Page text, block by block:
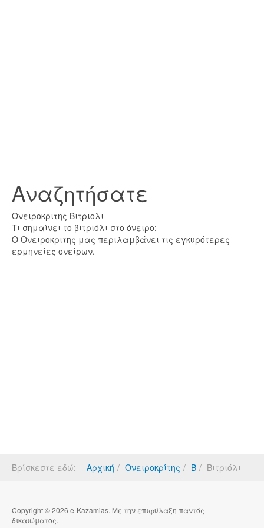
Αναζητήσατε
Ονειροκριτης Βιτριολι
Τι σημαίνει το βιτριόλι στο όνειρο;
Ο Ονειροκριτης μας περιλαμβάνει τις εγκυρότερες
ερμηνείες ονείρων.
Βρίσκεστε εδώ: Αρχική Ονειροκρίτης Β Βιτριόλι
Copyright © 2026 e-Kazamias. Με την επιφύλαξη παντός
δικαιώματος.